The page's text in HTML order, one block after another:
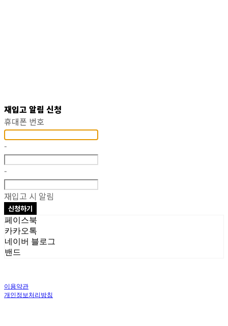
재입고 알림 신청
휴대폰 번호
-
-
재입고 시 알림
신청하기
페이스북
카카오톡
네이버 블로그
밴드
이용약관
개인정보처리방침